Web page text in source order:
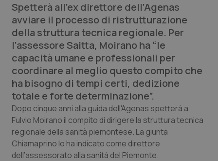
Lettere al direttore
Edizioni Regionali
QS Pro
Professionisti Sanitari.AI
Abruzzo
Basilicata
QS Pro Gold
Artrite & artrosi
QS Club Newsletter
Spetterà all’ex direttore dell’Agenas
avviare il processo di ristrutturazione
della struttura tecnica regionale. Per
l’assessore Saitta, Moirano ha “le
capacità umane e professionali per
coordinare al meglio questo compito che
ha bisogno di tempi certi, dedizione
totale e forte determinazione”.
Dopo cinque anni alla guida dell'Agenas spetterà a
Fulvio Moirano il compito di dirigere la struttura tecnica
regionale della sanità piemontese. La giunta
Chiamaprino lo ha indicato come direttore
dell’assessorato alla sanità del Piemonte.